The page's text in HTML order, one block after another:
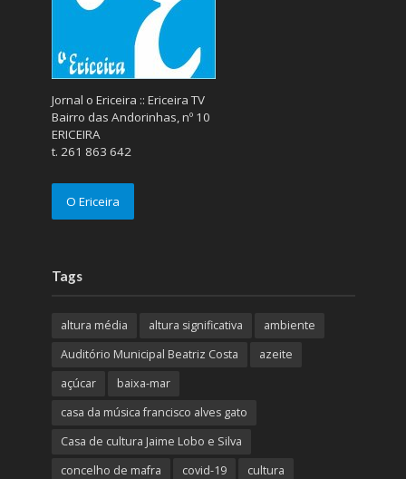
Jornal o Ericeira :: Ericeira TV
Bairro das Andorinhas, nº 10
ERICEIRA
t. 261 863 642
O Ericeira
Tags
altura média altura significativa
ambiente
Auditório Municipal Beatriz Costa
azeite
açúcar
baixa-mar
casa da música francisco alves gato
Casa de cultura Jaime Lobo e Silva
concelho de mafra
covid-19
cultura